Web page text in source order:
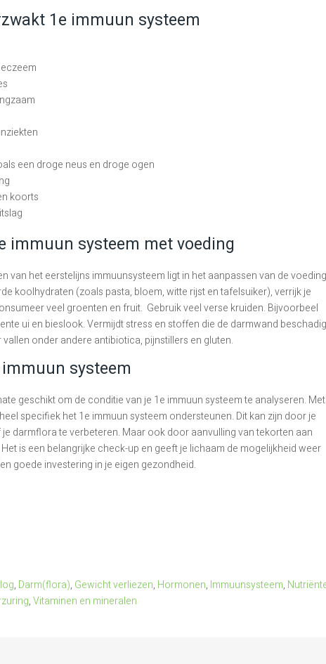
1e immuun systeem
een droge neus en droge ogen
koorts
immuun systeem met voeding
van het eerstelijns immuunsysteem ligt in het aanpassen van de
koolhydraten (zoals pasta, bloem, witte rijst en tafelsuiker), verrijk je
veel groenten en fruit. Gebruik veel verse kruiden. Bijvoorbeel
ui en bieslook. Vermijdt stress en stoffen die de darmwand
onder andere antibiotica, pijnstillers en gluten.
systeem
geschikt om de conditie van je 1e immuun systeem te analyseren. Met
specifiek het 1e immuun systeem ondersteunen. Dit kan zijn door je
darmflora te verbeteren. Maar ook door aanvulling van tekorten aan
is een belangrijke check-up en geeft je lichaam de mogelijkheid weer
goede investering in je eigen gezondheid.
, Darm(flora), Gewicht verliezen, Hormonen, Immuunsysteem,
,Vitaminen en mineralen